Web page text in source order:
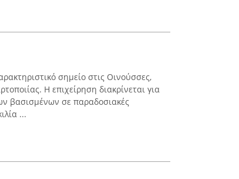
σημείο στις Οινούσσες,
Η επιχείρηση διακρίνεται για
βασισμένων σε παραδοσιακές
...